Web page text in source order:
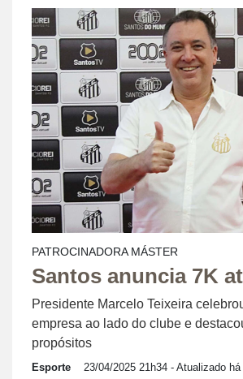
PATROCINADORA MÁSTER
Santos anuncia 7K
Presidente Marcelo Teixeira
empresa ao lado do clube e
propósitos
Esporte 23/04/2025 21h34 - Atualizado